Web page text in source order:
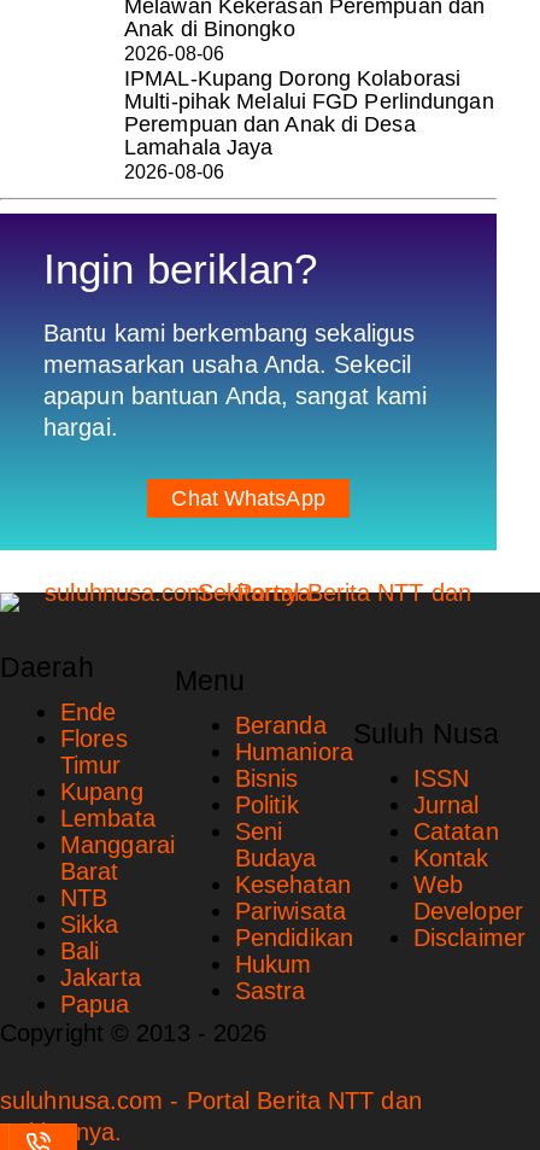
Melawan Kekerasan Perempuan dan
Anak di Binongko
2026-08-06
IPMAL-Kupang Dorong Kolaborasi
Multi-pihak Melalui FGD Perlindungan
Perempuan dan Anak di Desa
Lamahala Jaya
2026-08-06
Ingin beriklan?
Bantu kami berkembang sekaligus
memasarkan usaha Anda. Sekecil
apapun bantuan Anda, sangat kami
hargai.
Chat WhatsApp
Daerah
Ende
Flores
Timur
Kupang
Lembata
Manggarai
Barat
NTB
Sikka
Bali
Jakarta
Papua
Menu
Beranda
Humaniora
Bisnis
Politik
Seni
Budaya
Kesehatan
Pariwisata
Pendidikan
Hukum
Sastra
Suluh Nusa
ISSN
Jurnal
Catatan
Kontak
Web
Developer
Disclaimer
Copyright © 2013 - 2026
suluhnusa.com - Portal Berita NTT dan
Sekitarnya.